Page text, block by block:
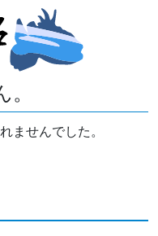
ませんでした。